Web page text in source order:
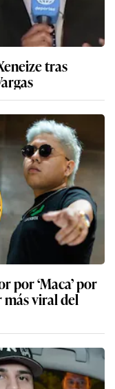
tras
por ‘Maca’ por
más viral del